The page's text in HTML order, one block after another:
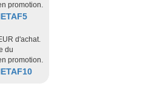
promotion.
d'achat.
du
promotion.